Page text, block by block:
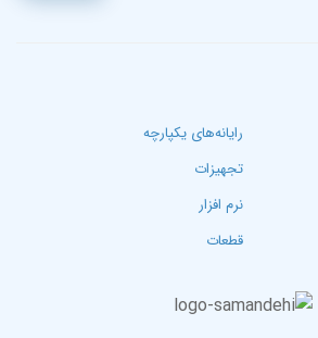
رایانه‌های یکپارچه
تجهیزات
نرم افزار
قطعات